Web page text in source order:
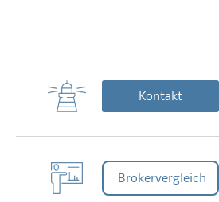
Kontakt
Brokervergleich